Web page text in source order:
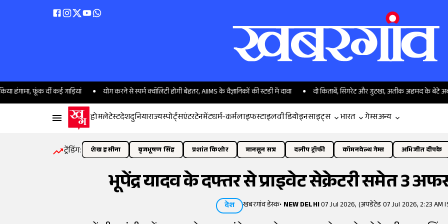
फूंक दीं कई गाड़ियां योग करने से स्पर्म क्वॉलिटी होगी बेहतर, AIIMS के वैज्ञानिकों की स्टडी में दावा दो किताबें, सिगरेट और गुटखा, अतीक अहमद के बेटे अबान की
होमलेटेस्टदेशदुनियाराज्यस्पोर्ट्सएंटरटेनमेंटधर्म-कर्मलाइफस्टाइलवीडियोइनसाइट्स भारत गेम्सअन्य
ट्रेंडिंग: शेख हसीना बृजभूषण सिंह प्रशांत किशोर मानसून सत्र दलीप ट्रॉफी कॉमनवेल्थ गेम्स अभिजीत दीपके
भूपेंद्र यादव के दफ्तर से प्राइवेट सेक्रेटरी समेत 3
देश खबरगांव डेस्क• NEW DELHI07 Jul 2026, (अपडेटेड 07 Jul 2026, 2:23 AM